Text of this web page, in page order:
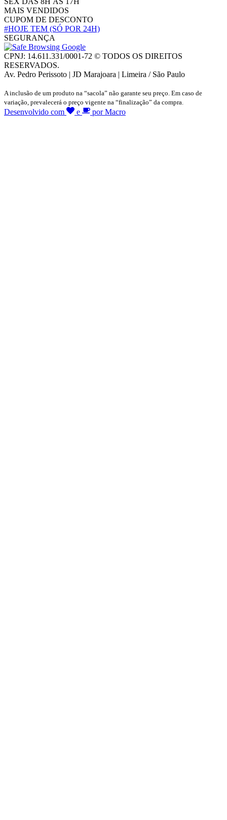
MAIS VENDIDOS
CUPOM DE DESCONTO
#HOJE TEM (SÓ POR 24H)
SEGURANÇA
CPNJ: 14.611.331/0001-72 © TODOS OS DIREITOS
RESERVADOS.
Av. Pedro Perissoto | JD Marajoara | Limeira / São Paulo
A inclusão de um produto na “sacola” não garante seu preço. Em caso de
variação, prevalecerá o preço vigente na “finalização” da compra.
Desenvolvido com e por Macro